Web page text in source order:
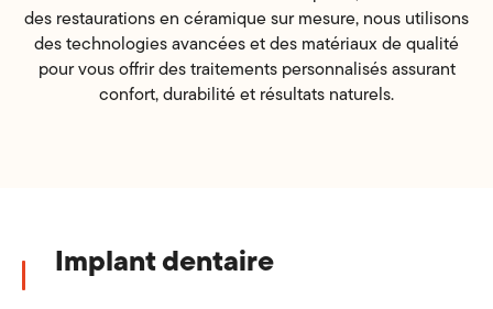
des restaurations en céramique sur mesure, nous utilisons
des technologies avancées et des matériaux de qualité
pour vous offrir des traitements personnalisés assurant
confort, durabilité et résultats naturels.
Implant dentaire